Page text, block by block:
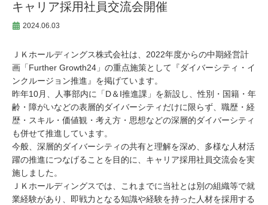
キャリア採用社員交流会開催
2024.06.03
ＪＫホールディングス株式会社は、2022年度からの中期経営計
画「Further Growth24」の重点施策として『ダイバーシティ・イ
ンクルージョン推進』を掲げています。
昨年10月、人事部内に「D＆I推進課」を新設し、性別・国籍・年
齢・障がいなどの表層的ダイバーシティだけに限らず、職歴・経
歴・スキル・価値観・考え方・思想などの深層的ダイバーシティ
も併せて推進しています。
今般、深層的ダイバーシティの共有と理解を深め、多様な人材活
躍の推進につなげることを目的に、キャリア採用社員交流会を実
施しました。
ＪＫホールディングスでは、これまでに当社とは別の組織等で就
業経験があり、即戦力となる知識や経験を持った人材を採用する